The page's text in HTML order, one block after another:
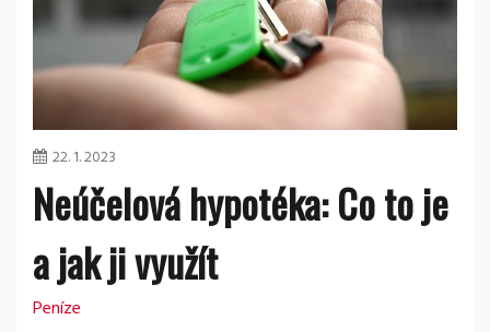
22. 1. 2023
Neúčelová hypotéka: Co to je
a jak ji využít
Peníze